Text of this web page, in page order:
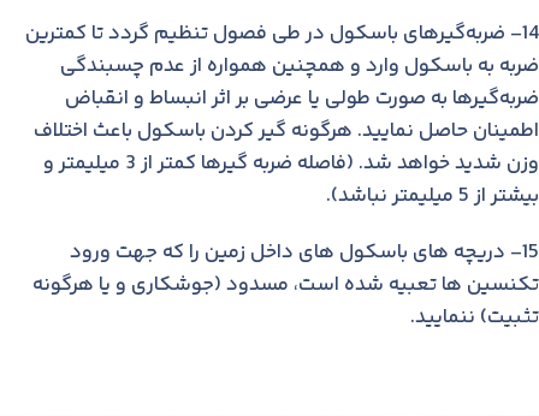
14- ضربه‌گیرهای باسكول در طی فصول تنظیم گردد تا كمترین
ضربه به باسكول وارد و همچنین همواره از عدم چسبندگی
ضربه‌گیرها به صورت طولی یا عرضی بر اثر انبساط و انقباض
اطمینان حاصل نمایید. هرگونه گیر كردن باسكول باعث اختلاف
وزن شدید خواهد شد. (فاصله ضربه گیرها كمتر از 3 میلیمتر و
بیشتر از 5 میلیمتر نباشد).
15- دریچه های باسكول های داخل زمین را كه جهت ورود
تكنسین ها تعبیه شده است، مسدود (جوشكاری و یا هرگونه
تثبیت) ننمایید.